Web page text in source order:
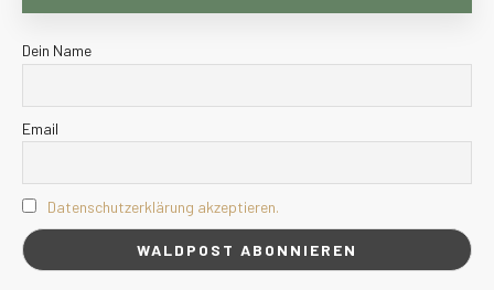
Dein Name
Email
Datenschutzerklärung akzeptieren.